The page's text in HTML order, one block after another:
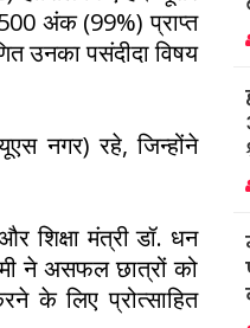
अंक (99%) प्राप्त
उनका पसंदीदा विषय
नगर) रहे, जिन्होंने
शिक्षा मंत्री डॉ. धन
ने असफल छात्रों को
के लिए प्रोत्साहित